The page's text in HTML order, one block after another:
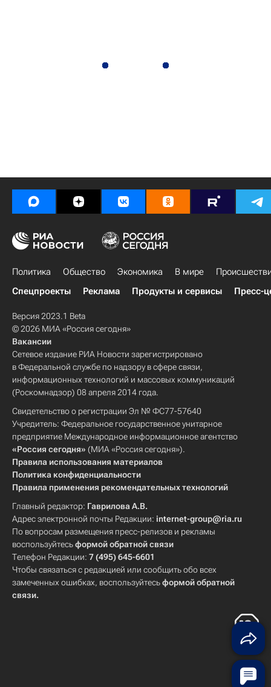
Политика Общество Экономика В мире
Спецпроекты
Реклама Продукты и сервисы Пресс-
Версия 2023.1 Beta
© 2026 МИА «Россия сегодня»
Вакансии
Сетевое издание РИА Новости зарегистрировано
в Федеральной службе по надзору в сфере связи,
информационных технологий и массовых коммуникаций
(Роскомнадзор) 08 апреля 2014 года.
Свидетельство о регистрации Эл № ФС77-57640
Учредитель: Федеральное государственное унитарное
предприятие Международное информационное агентство
«Россия сегодня» (МИА «Россия сегодня»).
Правила использования материалов
Политика конфиденциальности
Правила применения рекомендательных технологий
Главный редактор: Гаврилова А.В.
Адрес электронной почты Редакции: internet-group@ria.ru
По вопросам размещения пресс-релизов и рекламы
воспользуйтесьформой обратной связи
Телефон Редакции: 7 (495) 645-6601
Чтобы связаться с редакцией или сообщить обо всех
замеченных ошибках, воспользуйтесьформой обратной
связи.